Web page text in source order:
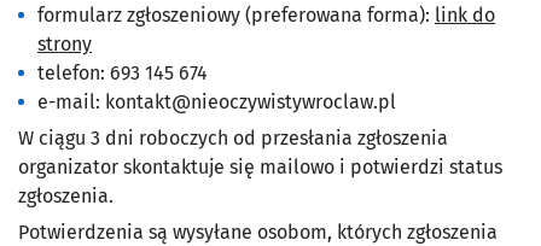
formularz zgłoszeniowy (preferowana forma): link do
strony
telefon: 693 145 674
e-mail: kontakt@nieoczywistywroclaw.pl
W ciągu 3 dni roboczych od przesłania zgłoszenia
organizator skontaktuje się mailowo i potwierdzi status
zgłoszenia.
Potwierdzenia są wysyłane osobom, których zgłoszenia